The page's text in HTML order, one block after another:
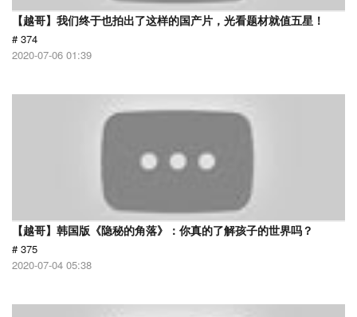
【越哥】我们终于也拍出了这样的国产片，光看题材就值五星！
# 374
2020-07-06 01:39
【越哥】韩国版《隐秘的角落》：你真的了解孩子的世界吗？
# 375
2020-07-04 05:38